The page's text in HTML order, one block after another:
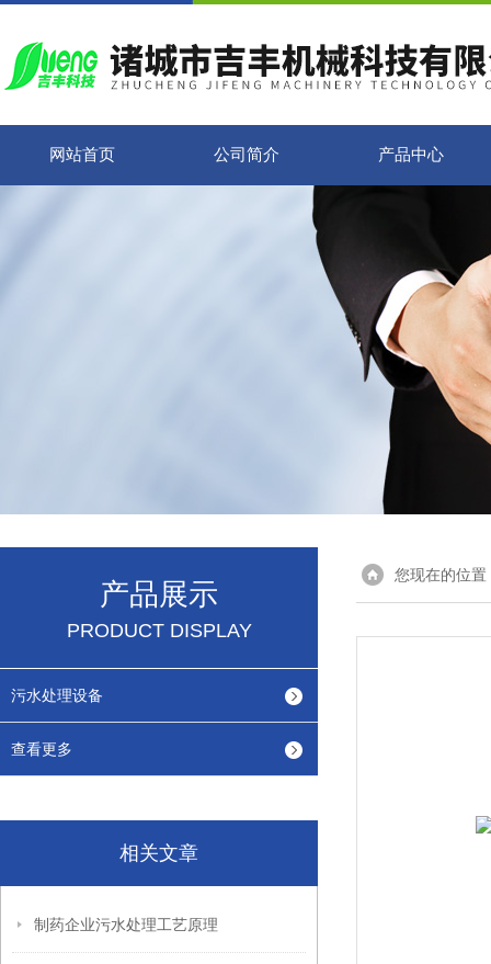
网站首页 公司简介 产品中心
产品展示
PRODUCT DISPLAY
污水处理设备
查看更多
相关文章
制药企业污水处理工艺原理
您现在的位置